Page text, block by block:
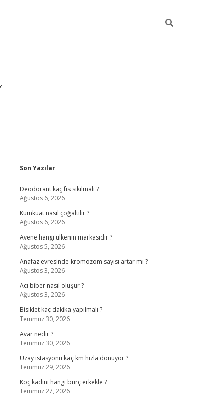
Sidebar
Son Yazılar
Deodorant kaç fıs sıkılmalı ?
Ağustos 6, 2026
Kumkuat nasıl çoğaltılır ?
Ağustos 6, 2026
Avene hangi ülkenin markasıdır ?
Ağustos 5, 2026
Anafaz evresinde kromozom sayısı artar mı ?
Ağustos 3, 2026
Acı biber nasıl oluşur ?
Ağustos 3, 2026
Bisiklet kaç dakika yapılmalı ?
Temmuz 30, 2026
Avar nedir ?
Temmuz 30, 2026
Uzay istasyonu kaç km hızla dönüyor ?
Temmuz 29, 2026
Koç kadını hangi burç erkekle ?
Temmuz 27, 2026